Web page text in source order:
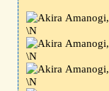
\N
\N
\N